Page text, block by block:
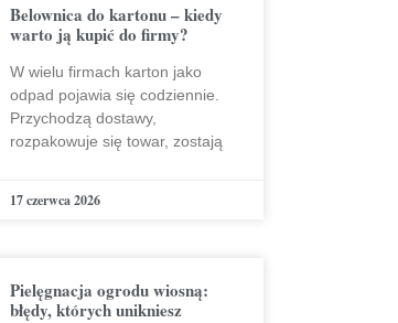
Belownica do kartonu – kiedy
warto ją kupić do firmy?
W wielu firmach karton jako
odpad pojawia się codziennie.
Przychodzą dostawy,
rozpakowuje się towar, zostają
17 czerwca 2026
Pielęgnacja ogrodu wiosną:
błędy, których unikniesz